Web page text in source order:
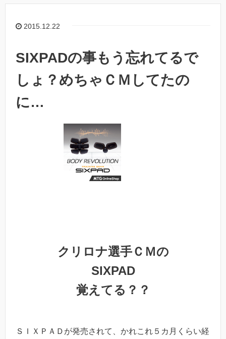
2015.12.22
SIXPADの事もう忘れてるで
しょ？めちゃＣＭしてたの
に…
クリロナ選手ＣＭの
SIXPAD
覚えてる？？
ＳＩＸＰＡＤが発売されて、かれこれ５カ月くらい経